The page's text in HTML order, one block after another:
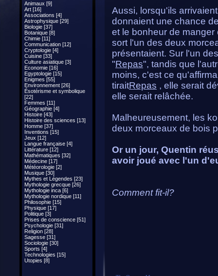
Animaux [9]
Art [16]
Associations [4]
Astrophysique [29]
Biologie [37]
Botanique [8]
Chimie [11]
Communication [12]
Cryptologie [4]
Cuisine [33]
Culture asiatique [3]
Economie [16]
Egyptologie [15]
Enigmes [55]
Environnement [26]
Ésotérisme et symbolique
[22]
Femmes [11]
Géographie [4]
Histoire [43]
Histoire des sciences [13]
Homme [37]
Inventions [15]
Jeux [12]
Langue française [4]
Littérature [12]
Mathématiques [32]
Médecine [17]
Météorologie [2]
Musique [30]
Mythes et Légendes [23]
Mythologie grecque [26]
Mythologie inca [6]
Mythologie nordique [11]
Philosophie [15]
Physique [17]
Politique [3]
Prises de conscience [51]
Psychologie [31]
Religion [28]
Sagesse [31]
Sociologie [30]
Sports [4]
Technologies [15]
Utopies [8]
Aussi, lorsqu'ils
donnaient une chance
et le bonheur de manger
sort l'un des deux
présentaient. Sur l'un
"Repas", tandis que
moins, c'est ce
tiraitRepas , elle serait
elle serait relâchée.
Malheureusement, les
deux morceaux de bois
Or un jour, Quentin
avoir joué avec l'un
Comment fit-il?